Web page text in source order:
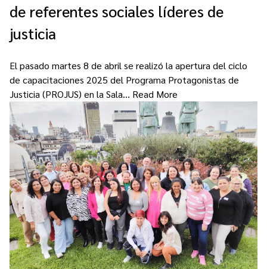
de referentes sociales líderes de
justicia
El pasado martes 8 de abril se realizó la apertura del ciclo
de capacitaciones 2025 del Programa Protagonistas de
Justicia (PROJUS) en la Sala… Read More